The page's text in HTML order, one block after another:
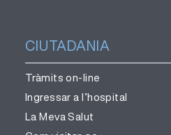
CIUTADANIA
Tràmits on-line
Ingressar a l’hospital
La Meva Salut